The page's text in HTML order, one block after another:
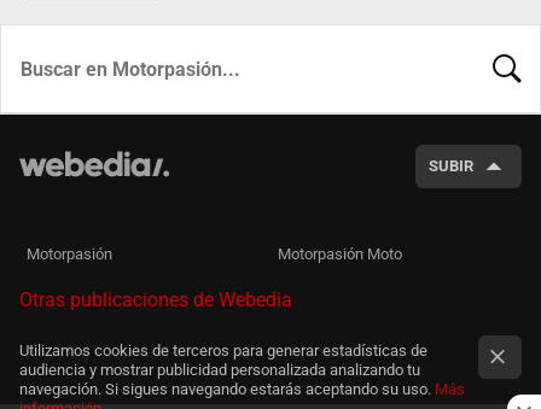
SUBIR
Motorpasión Motorpasión Moto
Otras publicaciones de Webedia
Utilizamos cookies de terceros para generar estadísticas de
audiencia y mostrar publicidad personalizada analizando tu
navegación. Si sigues navegando estarás aceptando su uso. Más